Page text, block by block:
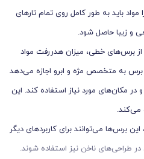
باید به‌ طور کامل روی تمام تارهای
و زیبا حاصل شود.
از برس‌های خطی، میزان هدررفت مواد
به متخصص مژه و ابرو اجازه می‌دهد
و در مکان‌های مورد نیاز استفاده کند. این
می‌کند.
برس‌ها می‌توانند برای کاربردهای دیگر
طراحی‌های ناخن نیز استفاده شوند.